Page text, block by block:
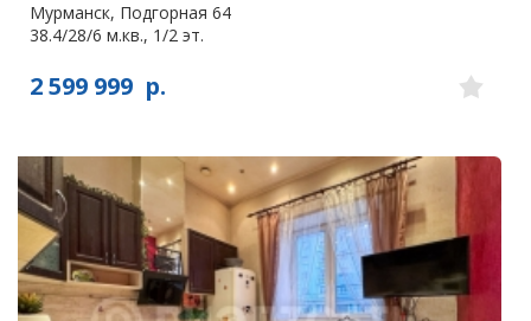
Мурманск, Подгорная 64
38.4/28/6 м.кв., 1/2 эт.
2 599 999 р.